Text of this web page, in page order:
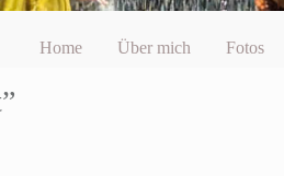
Home Über mich Fotos